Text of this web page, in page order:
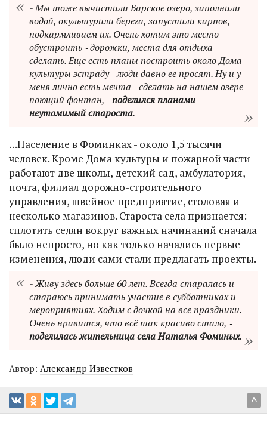
- Мы тоже вычистили Барское озеро, заполнили
водой, окультурили берега, запустили карпов,
подкармливаем их. Очень хотим это место
обустроить ‑ дорожки, места для отдыха
сделать. Еще есть планы построить около Дома
культуры эстраду ‑ люди давно ее просят. Ну и у
меня лично есть мечта ‑ сделать на нашем озере
поющий фонтан, ‑поделился планами
неутомимый староста.
…Население в Фоминках - около 1,5 тысячи
человек. Кроме Дома культуры и пожарной части
работают две школы, детский сад, амбулатория,
почта, филиал дорожно-строительного
управления, швейное предприятие, столовая и
несколько магазинов. Староста села признается:
сплотить селян вокруг важных начинаний сначала
было непросто, но как только начались первые
изменения, люди сами стали предлагать проекты.
- Живу здесь больше 60 лет. Всегда старалась и
стараюсь принимать участие в субботниках и
мероприятиях. Ходим с дочкой на все праздники.
Очень нравится, что всё так красиво стало, ‑
поделилась жительница села Наталья Фоминых.
Автор: Александр Известков
^